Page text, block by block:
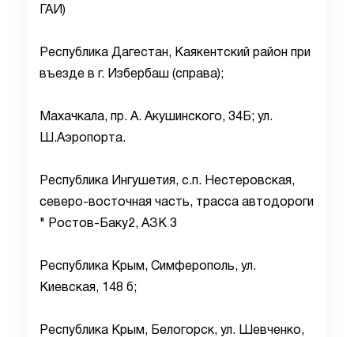
ГАИ)
Республика Дагестан, Каякентский район при
въезде в г. Избербаш (справа);
Махачкала, пр. А. Акушинского, 34Б; ул.
Ш.Аэропорта.
Республика Ингушетия, с.п. Нестеровская,
северо-восточная часть, трасса автодороги
" Ростов-Баку2, АЗК 3
Республика Крым, Симферополь, ул.
Киевская, 148 б;
Республика Крым, Белогорск, ул. Шевченко,